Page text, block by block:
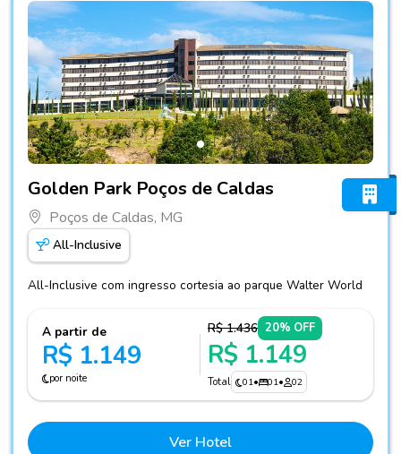
Golden Park Poços de Caldas
Poços de Caldas, MG
All-Inclusive
All-Inclusive com ingresso cortesia ao parque Walter World
A partir de
R$ 1.149
por noite
R$ 1.436 20% OFF
R$ 1.149
Total 01• 01• 02
Ver Hotel